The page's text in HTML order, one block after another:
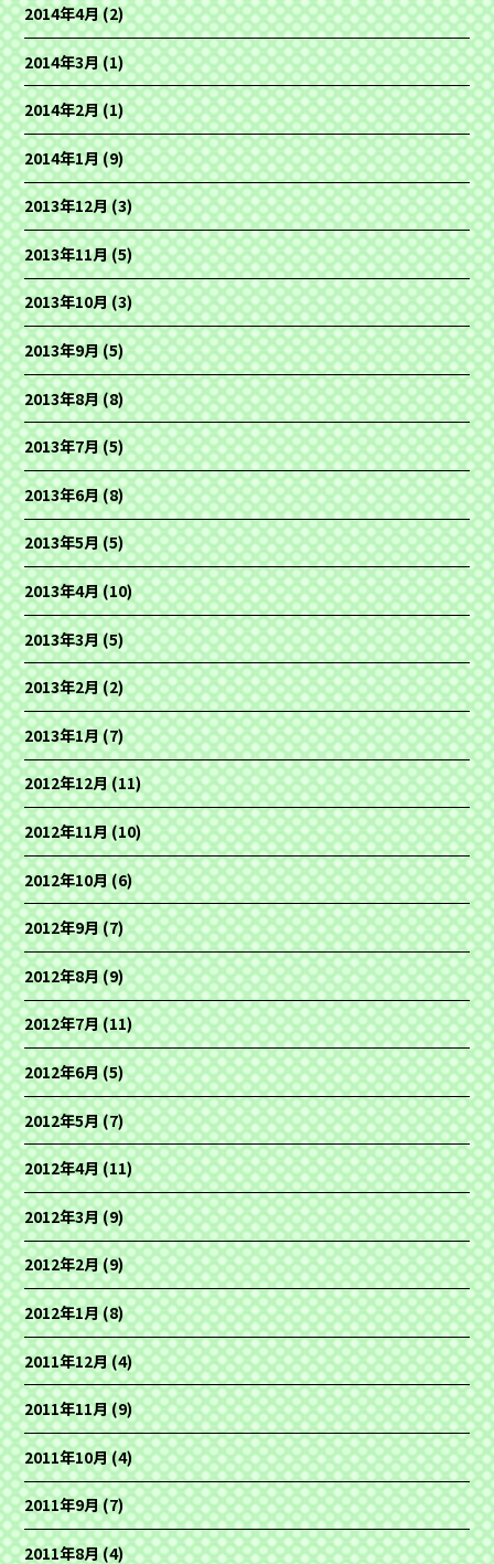
2014年4月(2)
2014年3月(1)
2014年2月(1)
2014年1月(9)
2013年12月(3)
2013年11月(5)
2013年10月(3)
2013年9月(5)
2013年8月(8)
2013年7月(5)
2013年6月(8)
2013年5月(5)
2013年4月(10)
2013年3月(5)
2013年2月(2)
2013年1月(7)
2012年12月(11)
2012年11月(10)
2012年10月(6)
2012年9月(7)
2012年8月(9)
2012年7月(11)
2012年6月(5)
2012年5月(7)
2012年4月(11)
2012年3月(9)
2012年2月(9)
2012年1月(8)
2011年12月(4)
2011年11月(9)
2011年10月(4)
2011年9月(7)
2011年8月(4)